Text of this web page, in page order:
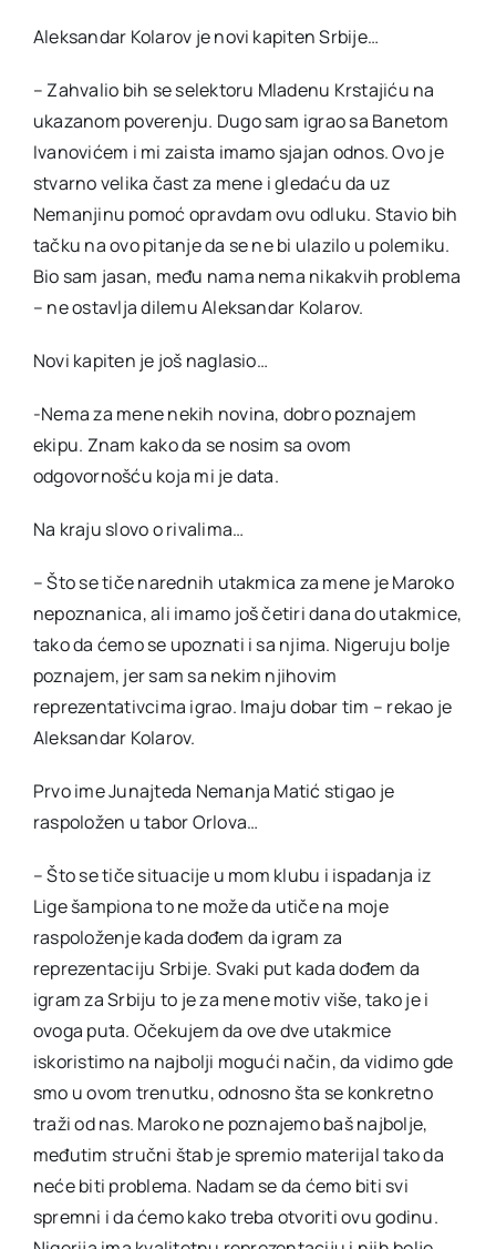
Aleksandar Kolarov je novi kapiten Srbije…
– Zahvalio bih se selektoru Mladenu Krstajiću na
ukazanom poverenju. Dugo sam igrao sa Banetom
Ivanovićem i mi zaista imamo sjajan odnos. Ovo je
stvarno velika čast za mene i gledaću da uz
Nemanjinu pomoć opravdam ovu odluku. Stavio bih
tačku na ovo pitanje da se ne bi ulazilo u polemiku.
Bio sam jasan, među nama nema nikakvih problema
– ne ostavlja dilemu Aleksandar Kolarov.
Novi kapiten je još naglasio…
-Nema za mene nekih novina, dobro poznajem
ekipu. Znam kako da se nosim sa ovom
odgovornošću koja mi je data.
Na kraju slovo o rivalima…
– Što se tiče narednih utakmica za mene je Maroko
nepoznanica, ali imamo još četiri dana do utakmice,
tako da ćemo se upoznati i sa njima. Nigeruju bolje
poznajem, jer sam sa nekim njihovim
reprezentativcima igrao. Imaju dobar tim – rekao je
Aleksandar Kolarov.
Prvo ime Junajteda Nemanja Matić stigao je
raspoložen u tabor Orlova…
– Što se tiče situacije u mom klubu i ispadanja iz
Lige šampiona to ne može da utiče na moje
raspoloženje kada dođem da igram za
reprezentaciju Srbije. Svaki put kada dođem da
igram za Srbiju to je za mene motiv više, tako je i
ovoga puta. Očekujem da ove dve utakmice
iskoristimo na najbolji mogući način, da vidimo gde
smo u ovom trenutku, odnosno šta se konkretno
traži od nas. Maroko ne poznajemo baš najbolje,
međutim stručni štab je spremio materijal tako da
neće biti problema. Nadam se da ćemo biti svi
spremni i da ćemo kako treba otvoriti ovu godinu.